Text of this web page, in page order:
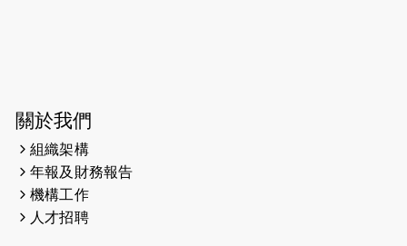
2025-03-21
2025-02-20
2025-02-06
關於我們
組織架構
年報及財務報告
機構工作
人才招聘